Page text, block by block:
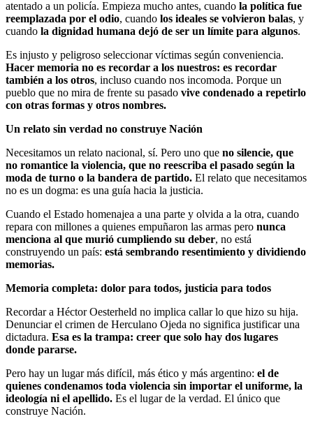
atentado a un policía. Empieza mucho antes, cuando la política fue
reemplazada por el odio, cuando los ideales se volvieron balas, y
cuando la dignidad humana dejó de ser un límite para algunos.
Es injusto y peligroso seleccionar víctimas según conveniencia.
Hacer memoria no es recordar a los nuestros: es recordar
también a los otros, incluso cuando nos incomoda. Porque un
pueblo que no mira de frente su pasado vive condenado a repetirlo
con otras formas y otros nombres.
Un relato sin verdad no construye Nación
Necesitamos un relato nacional, sí. Pero uno que no silencie, que
no romantice la violencia, que no reescriba el pasado según la
moda de turno o la bandera de partido. El relato que necesitamos
no es un dogma: es una guía hacia la justicia.
Cuando el Estado homenajea a una parte y olvida a la otra, cuando
repara con millones a quienes empuñaron las armas pero nunca
menciona al que murió cumpliendo su deber, no está
construyendo un país: está sembrando resentimiento y dividiendo
memorias.
Memoria completa: dolor para todos, justicia para todos
Recordar a Héctor Oesterheld no implica callar lo que hizo su hija.
Denunciar el crimen de Herculano Ojeda no significa justificar una
dictadura. Esa es la trampa: creer que solo hay dos lugares
donde pararse.
Pero hay un lugar más difícil, más ético y más argentino: el de
quienes condenamos toda violencia sin importar el uniforme, la
ideología ni el apellido. Es el lugar de la verdad. El único que
construye Nación.